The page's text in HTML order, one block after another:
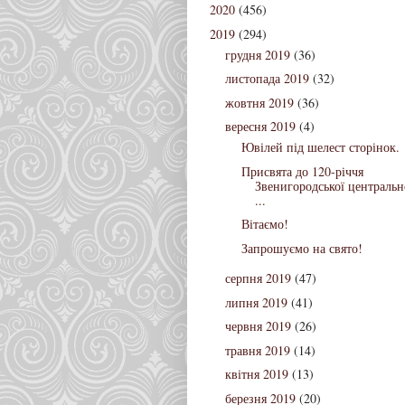
2020 (456)
2019 (294)
грудня 2019 (36)
листопада 2019 (32)
жовтня 2019 (36)
вересня 2019 (4)
Ювілей під шелест сторінок.
Присвята до 120-річчя
Звенигородської
...
Вітаємо!
Запрошуємо на свято!
серпня 2019 (47)
липня 2019 (41)
червня 2019 (26)
травня 2019 (14)
квітня 2019 (13)
березня 2019 (20)